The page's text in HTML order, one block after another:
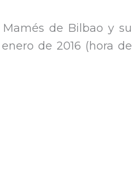
de Bilbao y su
de 2016 (hora de